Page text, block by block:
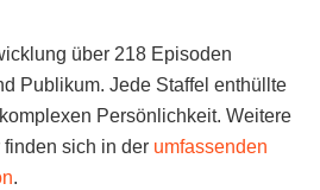
über 218 Episoden
Publikum. Jede Staffel enthüllte
Persönlichkeit. Weitere
finden sich in der umfassenden
.